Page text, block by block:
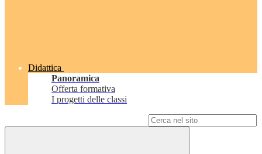
Didattica
Panoramica
Offerta formativa
I progetti delle classi